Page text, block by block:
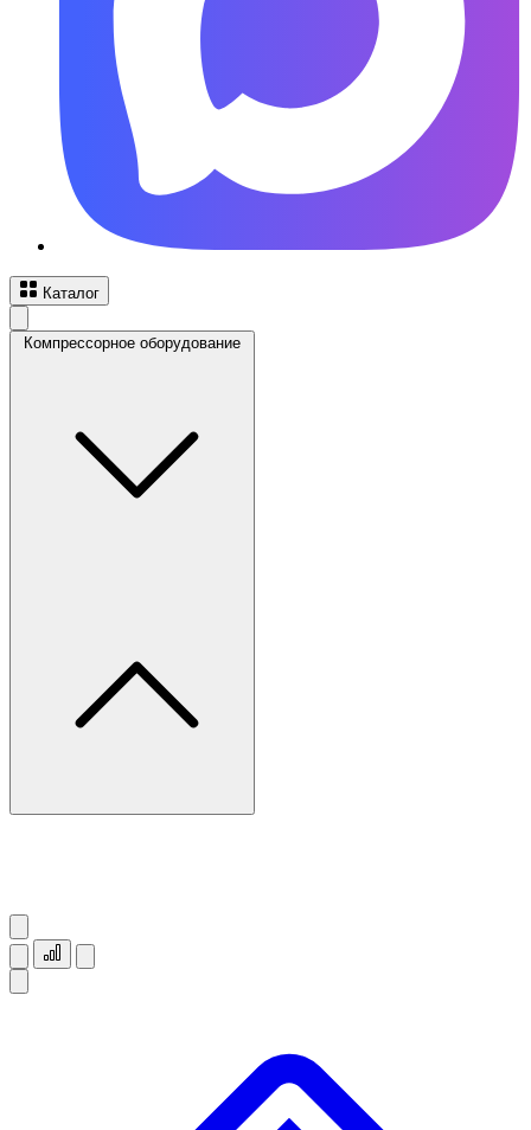
Каталог
Компрессорное оборудование